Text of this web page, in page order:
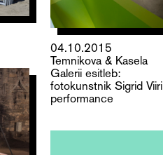
04.10.2015
Temnikova & Kasela
Galerii esitleb:
fotokunstnik Sigrid Viiri
performance